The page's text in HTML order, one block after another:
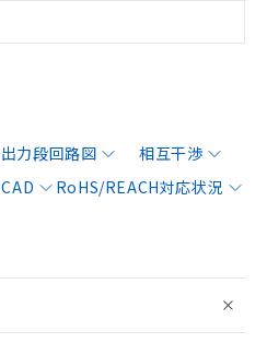
出力段回路図
相互干渉
CAD
RoHS/REACH対応状況